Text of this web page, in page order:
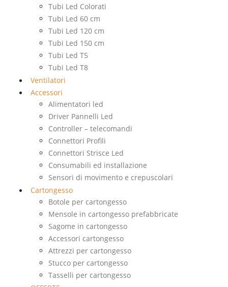
Tubi Led Colorati
Tubi Led 60 cm
Tubi Led 120 cm
Tubi Led 150 cm
Tubi Led T5
Tubi Led T8
Ventilatori
Accessori
Alimentatori led
Driver Pannelli Led
Controller – telecomandi
Connettori Profili
Connettori Strisce Led
Consumabili ed installazione
Sensori di movimento e crepuscolari
Cartongesso
Botole per cartongesso
Mensole in cartongesso prefabbricate
Sagome in cartongesso
Accessori cartongesso
Attrezzi per cartongesso
Stucco per cartongesso
Tasselli per cartongesso